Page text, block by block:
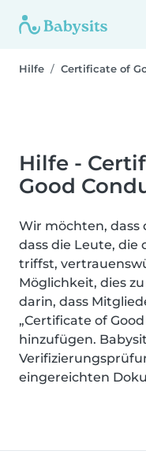
Hilfe Certificate of
Hilfe -
Good
Wir möchten, dass
dass die Leute, die
triffst,
Möglichkeit, dies
darin, dass
„Certificate of
hinzufügen.
eingereichten